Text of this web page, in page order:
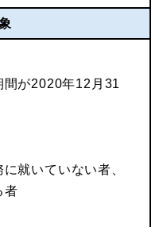
間が2020年12月31
就いていない者、
者